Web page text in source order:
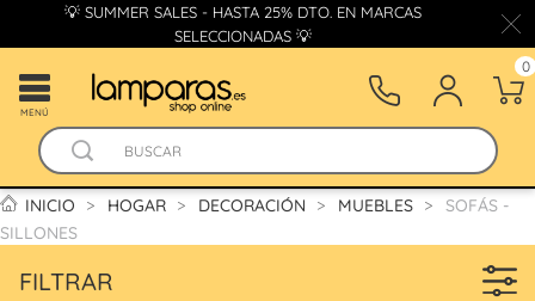
💡 SUMMER SALES - HASTA 25% DTO. EN MARCAS
SELECCIONADAS 💡
MENÚ
0
INICIO HOGAR DECORACIÓN MUEBLES
SOFÁS -
SILLONES
FILTRAR